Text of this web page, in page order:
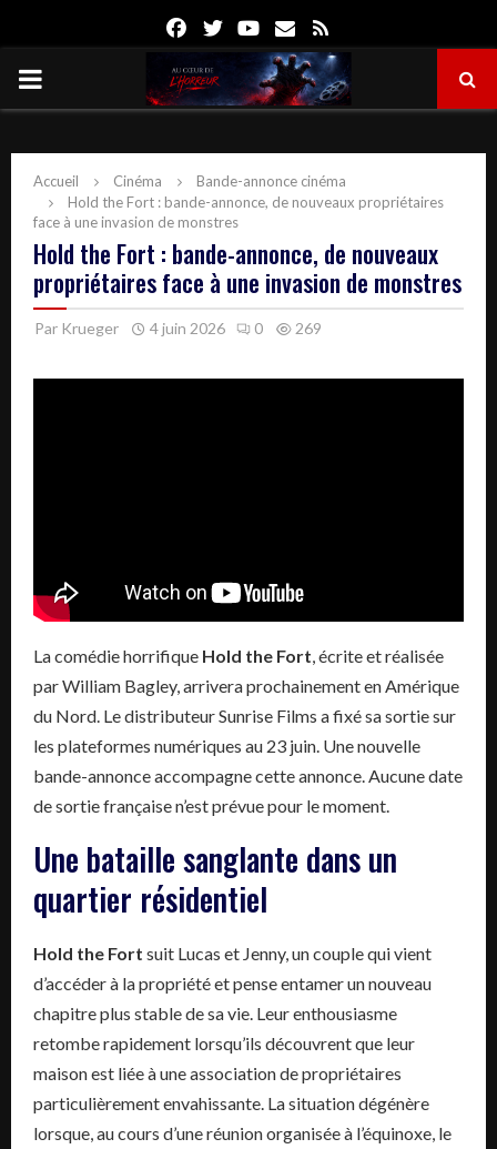
FacebookTwitterYoutube
Email
PRIMARY
Accueil Cinéma
Bande-annonce cinéma
Hold the Fort : bande-annonce, de nouveaux propriétaires
face à une invasion de monstres
Hold the Fort : bande-annonce, de nouveaux
propriétaires face à une invasion de monstres
Par Krueger 4 juin 2026 0 269
La comédie horrifique Hold the Fort , écrite et réalisée
par William Bagley, arrivera prochainement en Amérique
du Nord. Le distributeur Sunrise Films a fixé sa sortie sur
les plateformes numériques au 23 juin. Une nouvelle
bande-annonce accompagne cette annonce. Aucune date
de sortie française n’est prévue pour le moment.
Une bataille sanglante dans un
quartier résidentiel
Hold the Fort suit Lucas et Jenny, un couple qui vient
d’accéder à la propriété et pense entamer un nouveau
chapitre plus stable de sa vie. Leur enthousiasme
retombe rapidement lorsqu’ils découvrent que leur
maison est liée à une association de propriétaires
particulièrement envahissante. La situation dégénère
lorsque, au cours d’une réunion organisée à l’équinoxe, le